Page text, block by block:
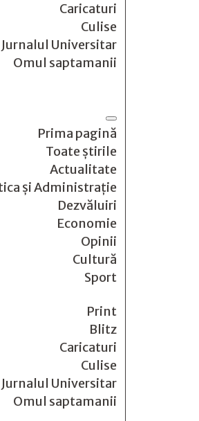
Caricaturi
Culise
Jurnalul Universitar
Omul saptamanii
Prima pagină
Toate știrile
Actualitate
și Administrație
Dezvăluiri
Economie
Opinii
Cultură
Sport
Print
Blitz
Caricaturi
Culise
Jurnalul Universitar
Omul saptamanii